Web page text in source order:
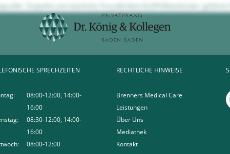
Empathie und natürlicher Freundlichkeit ALLER Mitwirkenden geführte
SPRECHZEITEN
08:00-12:00, 14:00-
16:00
08:30-12:00, 14:00-
16:00
08:00-12:00
RECHTLICHE HINWEISE
Brenners Medical Care
Leistungen
Über Uns
Mediathek
Kontakt